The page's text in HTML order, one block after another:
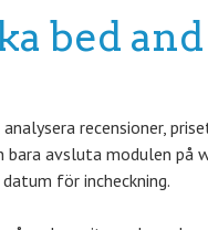
bed
recensioner,
avsluta modulen på
för incheckning.